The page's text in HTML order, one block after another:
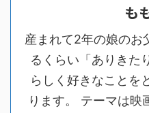
も
産まれて2年の娘のお
るくらい「ありきた
らしく好きなことを
ります。 テーマは映